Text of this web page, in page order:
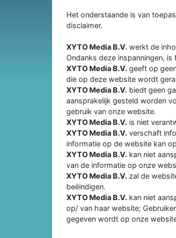
Het onderstaande is van
disclaimer.
XYTO Media B.V. werkt de
Ondanks deze inspanningen,
XYTO Media B.V. geeft op
die op deze website wordt
XYTO Media B.V. biedt geen
aansprakelijk gesteld worden
gebruik van onze website.
XYTO Media B.V. is niet
XYTO Media B.V. verschaft
informatie op de website kan
XYTO Media B.V. kan niet
van de informatie op onze
XYTO Media B.V. zal de
beëindigen.
XYTO Media B.V. kan niet
op/ van haar website;
gegeven wordt op onze